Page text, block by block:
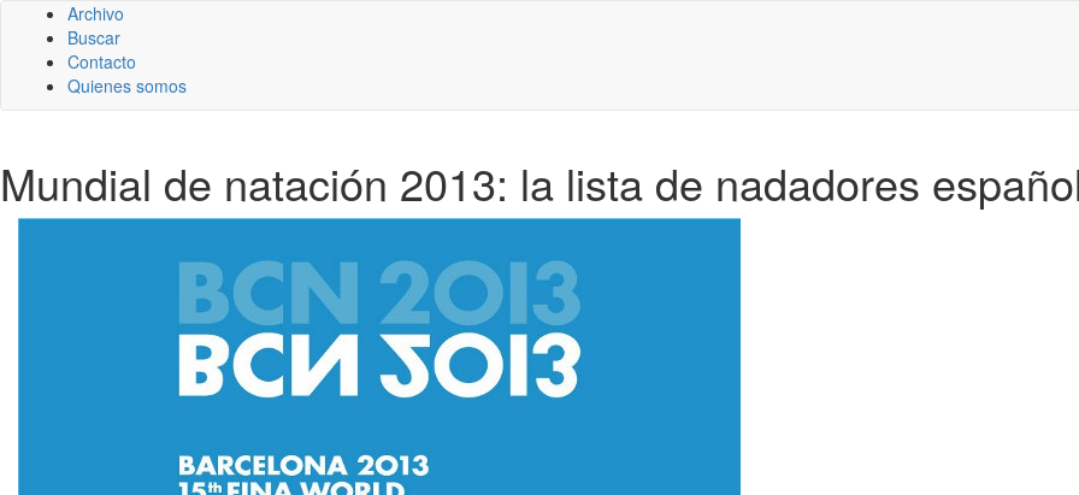
Archivo
Buscar
Contacto
Quienes somos
Mundial de natación 2013: la lista de nadadores